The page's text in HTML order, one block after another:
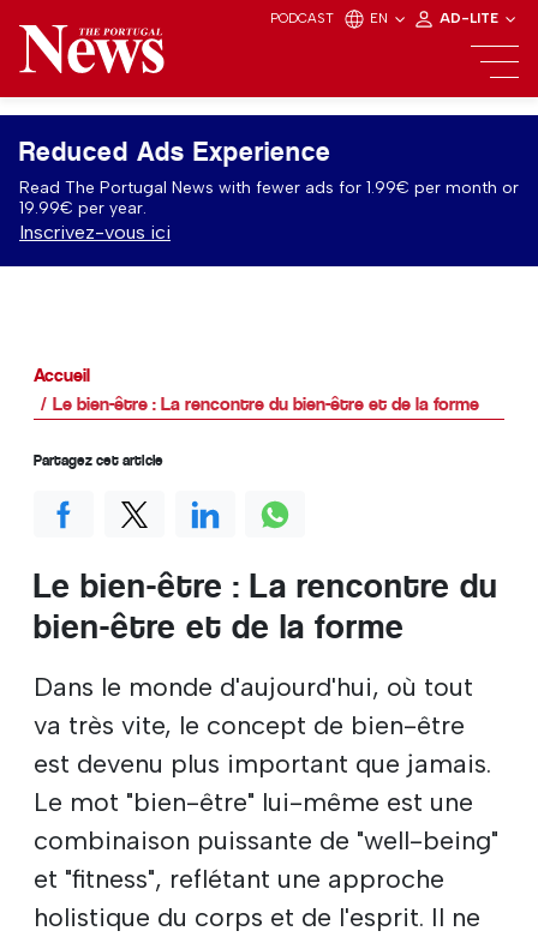
PODCAST EN AD-LITE
Reduced Ads Experience
Read The Portugal News with fewer ads for 1.99€ per month or
19.99€ per year.
Inscrivez-vous ici
Accueil
Le bien-être : La rencontre du bien-être et de la forme
Le bien-être : La rencontre du
bien-être et de la forme
Dans le monde d'aujourd'hui, où tout
va très vite, le concept de bien-être
est devenu plus important que jamais.
Le mot "bien-être" lui-même est une
combinaison puissante de "well-being"
et "fitness", reflétant une approche
holistique du corps et de l'esprit. Il ne
Partagez cet article